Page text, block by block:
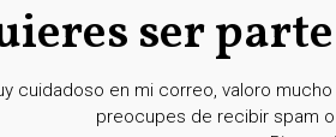
ser
cuidadoso en mi correo, valoro
preocupes de recibir spam